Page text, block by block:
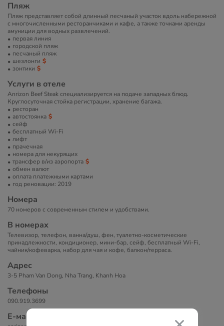
Пляж
Пляж представляет собой длинный песчаный участок вдоль набережной
с многочисленными ресторанчиками и кафе, а также точками аренды
амуниции для водных развлечений.
первая линия
городской пляж
песчаный пляж
шезлонги
зонтики
Услуги в отеле
Anrizon Beef Steak специализируется на подаче западных блюд.
Круглосуточная стойка регистрации, хранение багажа.
ресторан
автостоянка
сейф
бесплатный Wi-Fi
лифт
прачечная
номера для некурящих
трансфер в/из аэропорта
обмен валют
оплата платежными картами
год реновации: 2019
Номера
70 номеров с современным стилем и удобствами.
В номерах
Телевизор, телефон, ванна/душ, фен, туалетно-косметические
принадлежности, кондиционер, мини-бар, сейф, бесплатный Wi-Fi,
чайник/кофеварка, набор для чая и кофе, балкон/терраса.
Адрес
3-5 Pham Van Dong, Nha Trang, Khanh Hoa
Телефоны
090.919.3699
Е-маil